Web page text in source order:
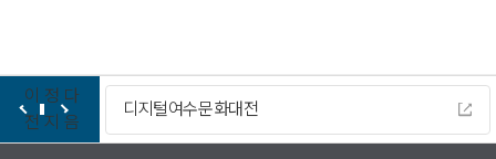
이
전
정
지
다
음
디지털여수문화대전